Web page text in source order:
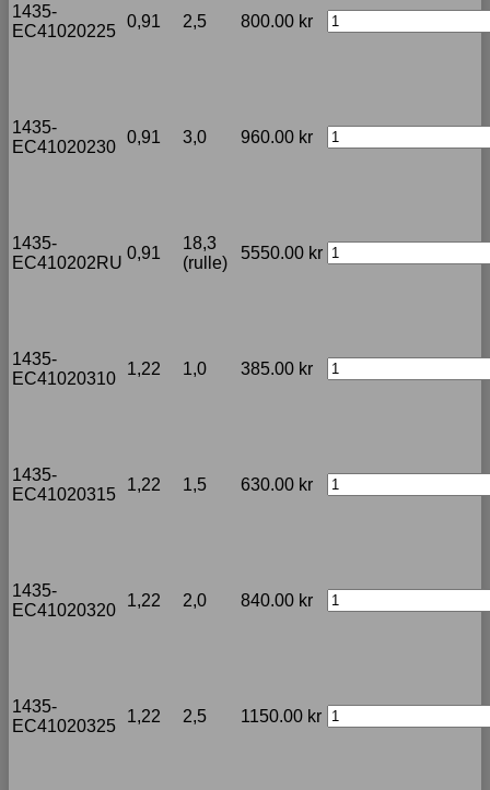
1435-
EC41020225
0,91 2,5 800.00 kr
1435-
EC41020230
0,91 3,0 960.00 kr
1435-
EC410202RU
0,91
18,3
(rulle)
5550.00 kr
1435-
EC41020310
1,22 1,0 385.00 kr
1435-
EC41020315
1,22 1,5 630.00 kr
1435-
EC41020320
1,22 2,0 840.00 kr
1435-
EC41020325
1,22 2,5 1150.00 kr